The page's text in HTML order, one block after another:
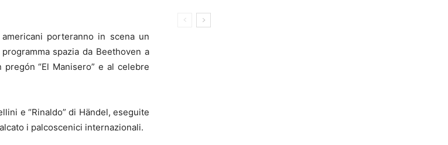
porteranno in scena un
spazia da Beethoven a
“El Manisero” e al celebre
e “Rinaldo” di Händel, eseguite
i palcoscenici internazionali.